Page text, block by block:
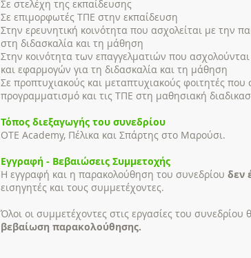
Σε στελέχη της εκπαίδευσης
Σε επιμορφωτές ΤΠΕ στην εκπαίδευση
Στην ερευνητική κοινότητα που ασχολείται με την
στη διδασκαλία και τη μάθηση
Στην κοινότητα των επαγγελματιών που
και εφαρμογών για τη διδασκαλία και τη μάθηση
Σε προπτυχιακούς και μεταπτυχιακούς φοιτητές
προγραμματισμό και τις ΤΠΕ στη μαθησιακή
Τόπος διεξαγωγής του συνεδρίου
OTE Academy, Πέλικα και Σπάρτης στο Μαρούσι.
Εγγραφή - Βεβαιώσεις Συμμετοχής
Η εγγραφή και η παρακολούθηση του συνεδρίου δεν
εισηγητές και τους συμμετέχοντες.
Όλοι οι συμμετέχοντες στις εργασίες του
βεβαίωση παρακολούθησης.